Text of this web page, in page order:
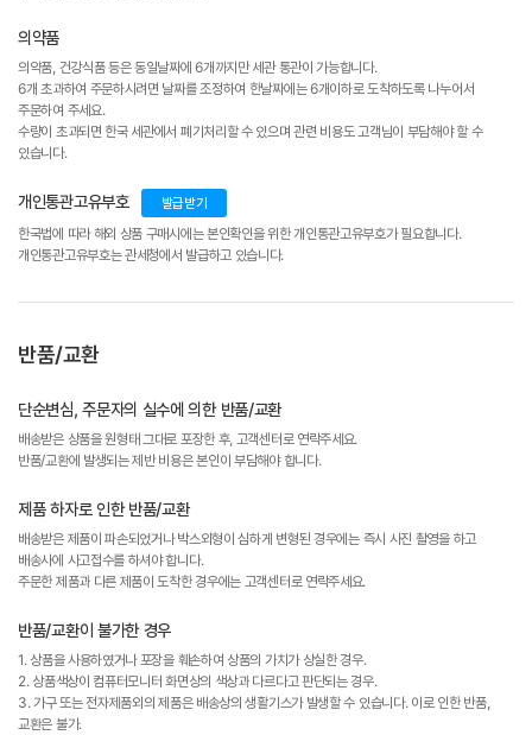
의약품
의약품, 건강식품 등은 동일날짜에 6개까지만 세관 통관이 가능합니다.
6개 초과하여 주문하시려면 날짜를 조정하여 한날짜에는 6개이하로 도착하도록 나누어서
주문하여 주세요.
수량이 초과되면 한국 세관에서 폐기처리할 수 있으며 관련 비용도 고객님이 부담해야 할 수
있습니다.
개인통관고유부호 발급받기
한국법에 따라 해외 상품 구매시에는 본인확인을 위한 개인통관고유부호가 필요합니다.
개인통관고유부호는 관세청에서 발급하고 있습니다.
반품/교환
단순변심, 주문자의 실수에 의한 반품/교환
배송받은 상품을 원형태 그대로 포장한 후, 고객센터로 연락주세요.
반품/교환에 발생되는 제반 비용은 본인이 부담해야 합니다.
제품 하자로 인한 반품/교환
배송받은 제품이 파손되었거나 박스외형이 심하게 변형된 경우에는 즉시 사진 촬영을 하고
배송사에 사고접수를 하셔야 합니다.
주문한 제품과 다른 제품이 도착한 경우에는 고객센터로 연락주세요.
반품/교환이 불가한 경우
1. 상품을 사용하였거나 포장을 훼손하여 상품의 가치가 상실한 경우.
2. 상품색상이 컴퓨터모니터 화면상의 색상과 다르다고 판단되는 경우.
3. 가구 또는 전자제품외의 제품은 배송상의 생활기스가 발생할 수 있습니다. 이로 인한 반품,
교환은 불가.